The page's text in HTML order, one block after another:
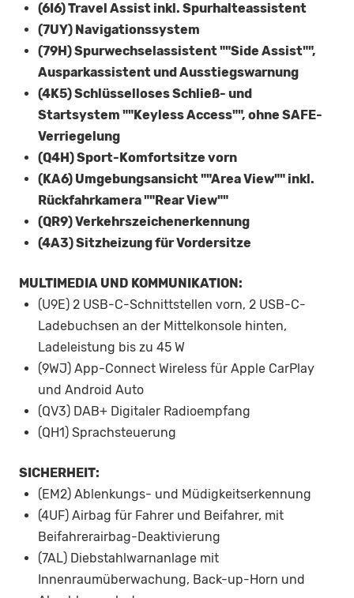
(6I6) Travel Assist inkl. Spurhalteassistent
(7UY) Navigationssystem
(79H) Spurwechselassistent ""Side Assist"",
Ausparkassistent und Ausstiegswarnung
(4K5) Schlüsselloses Schließ- und
Startsystem ""Keyless Access"", ohne SAFE-
Verriegelung
(Q4H) Sport-Komfortsitze vorn
(KA6) Umgebungsansicht ""Area View"" inkl.
Rückfahrkamera ""Rear View""
(QR9) Verkehrszeichenerkennung
(4A3) Sitzheizung für Vordersitze
MULTIMEDIA UND KOMMUNIKATION:
(U9E) 2 USB-C-Schnittstellen vorn, 2 USB-C-
Ladebuchsen an der Mittelkonsole hinten,
Ladeleistung bis zu 45 W
(9WJ) App-Connect Wireless für Apple CarPlay
und Android Auto
(QV3) DAB+ Digitaler Radioempfang
(QH1) Sprachsteuerung
SICHERHEIT:
(EM2) Ablenkungs- und Müdigkeitserkennung
(4UF) Airbag für Fahrer und Beifahrer, mit
Beifahrerairbag-Deaktivierung
(7AL) Diebstahlwarnanlage mit
Innenraumüberwachung, Back-up-Horn und